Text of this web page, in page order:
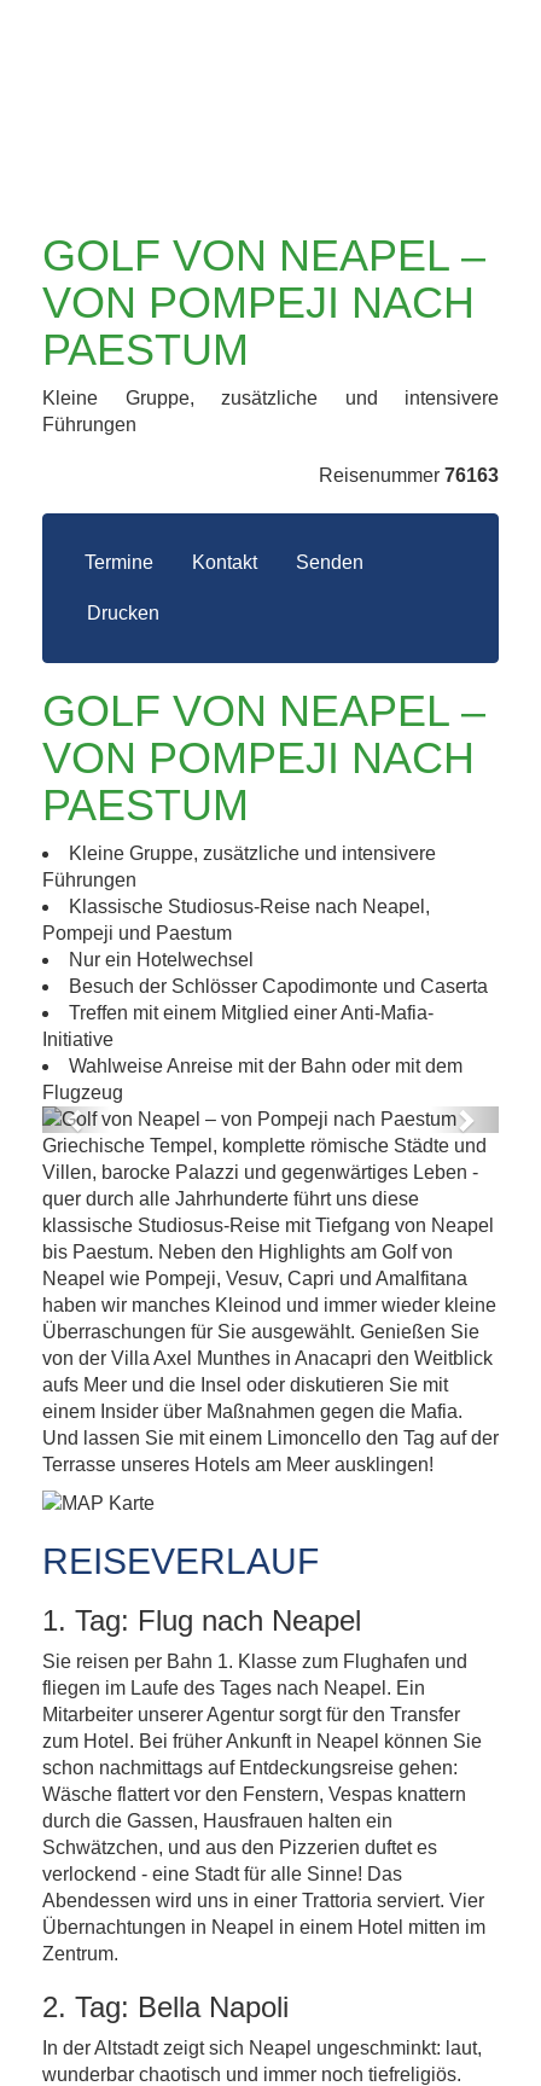
GOLF VON NEAPEL –
VON POMPEJI NACH
PAESTUM
Kleine Gruppe, zusätzliche und intensivere
Führungen
Reisenummer 76163
Termine Kontakt Senden
Drucken
GOLF VON NEAPEL –
VON POMPEJI NACH
PAESTUM
Kleine Gruppe, zusätzliche und intensivere
Führungen
Klassische Studiosus-Reise nach Neapel,
Pompeji und Paestum
Nur ein Hotelwechsel
Besuch der Schlösser Capodimonte und Caserta
Treffen mit einem Mitglied einer Anti-Mafia-
Initiative
Wahlweise Anreise mit der Bahn oder mit dem
Flugzeug
Golf von Neapel – von Pompeji nach
Paestum
Previous Next
Griechische Tempel, komplette römische Städte und
Villen, barocke Palazzi und gegenwärtiges Leben -
quer durch alle Jahrhunderte führt uns diese
klassische Studiosus-Reise mit Tiefgang von Neapel
bis Paestum. Neben den Highlights am Golf von
Neapel wie Pompeji, Vesuv, Capri und Amalfitana
haben wir manches Kleinod und immer wieder kleine
Überraschungen für Sie ausgewählt. Genießen Sie
von der Villa Axel Munthes in Anacapri den Weitblick
aufs Meer und die Insel oder diskutieren Sie mit
einem Insider über Maßnahmen gegen die Mafia.
Und lassen Sie mit einem Limoncello den Tag auf der
Terrasse unseres Hotels am Meer ausklingen!
REISEVERLAUF
1. Tag: Flug nach Neapel
Sie reisen per Bahn 1. Klasse zum Flughafen und
fliegen im Laufe des Tages nach Neapel. Ein
Mitarbeiter unserer Agentur sorgt für den Transfer
zum Hotel. Bei früher Ankunft in Neapel können Sie
schon nachmittags auf Entdeckungsreise gehen:
Wäsche flattert vor den Fenstern, Vespas knattern
durch die Gassen, Hausfrauen halten ein
Schwätzchen, und aus den Pizzerien duftet es
verlockend - eine Stadt für alle Sinne! Das
Abendessen wird uns in einer Trattoria serviert. Vier
Übernachtungen in Neapel in einem Hotel mitten im
Zentrum.
2. Tag: Bella Napoli
In der Altstadt zeigt sich Neapel ungeschminkt: laut,
wunderbar chaotisch und immer noch tiefreligiös.